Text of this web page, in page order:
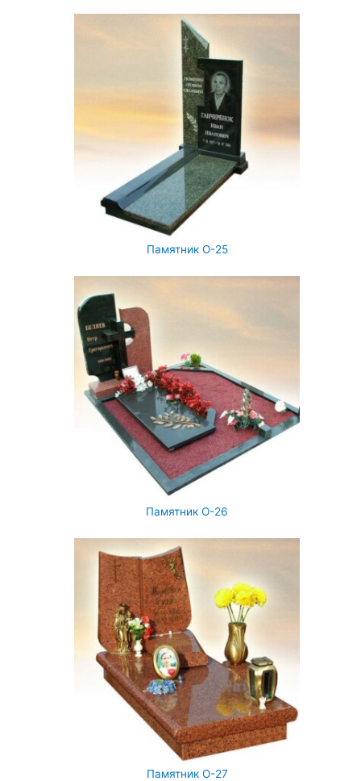
Памятник О-25
Памятник О-26
Памятник О-27